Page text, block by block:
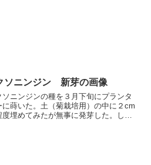
ソニンジン 新芽の画像
ソニンジンの種を３月下旬にプランタ
に蒔いた。土（菊栽培用）の中に２cm
度埋めてみたが無事に発芽した。しか